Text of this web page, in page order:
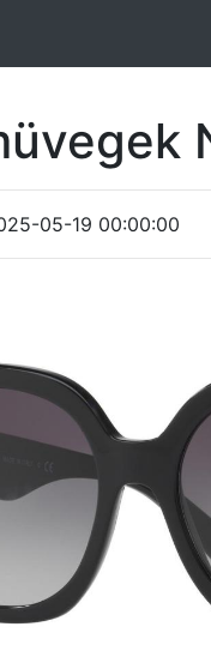
05-19 00:00:00